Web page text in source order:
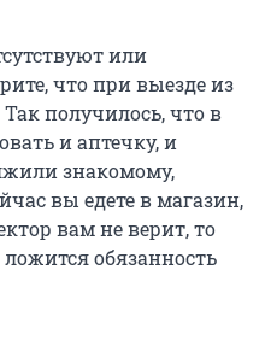
или
что при выезде из
получилось, что в
и аптечку, и
знакомому,
вы едете в магазин,
вам не верит, то
обязанность